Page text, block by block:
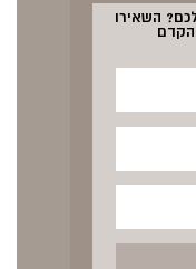
השאירו